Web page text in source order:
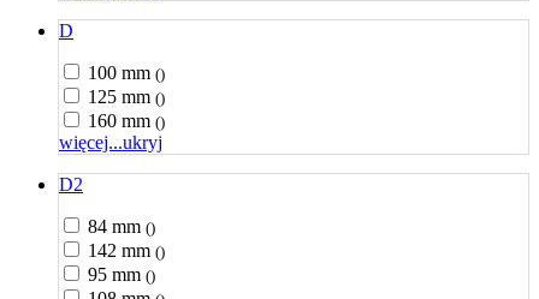
D
100 mm ()
125 mm ()
160 mm ()
więcej...ukryj
D2
84 mm ()
142 mm ()
95 mm ()